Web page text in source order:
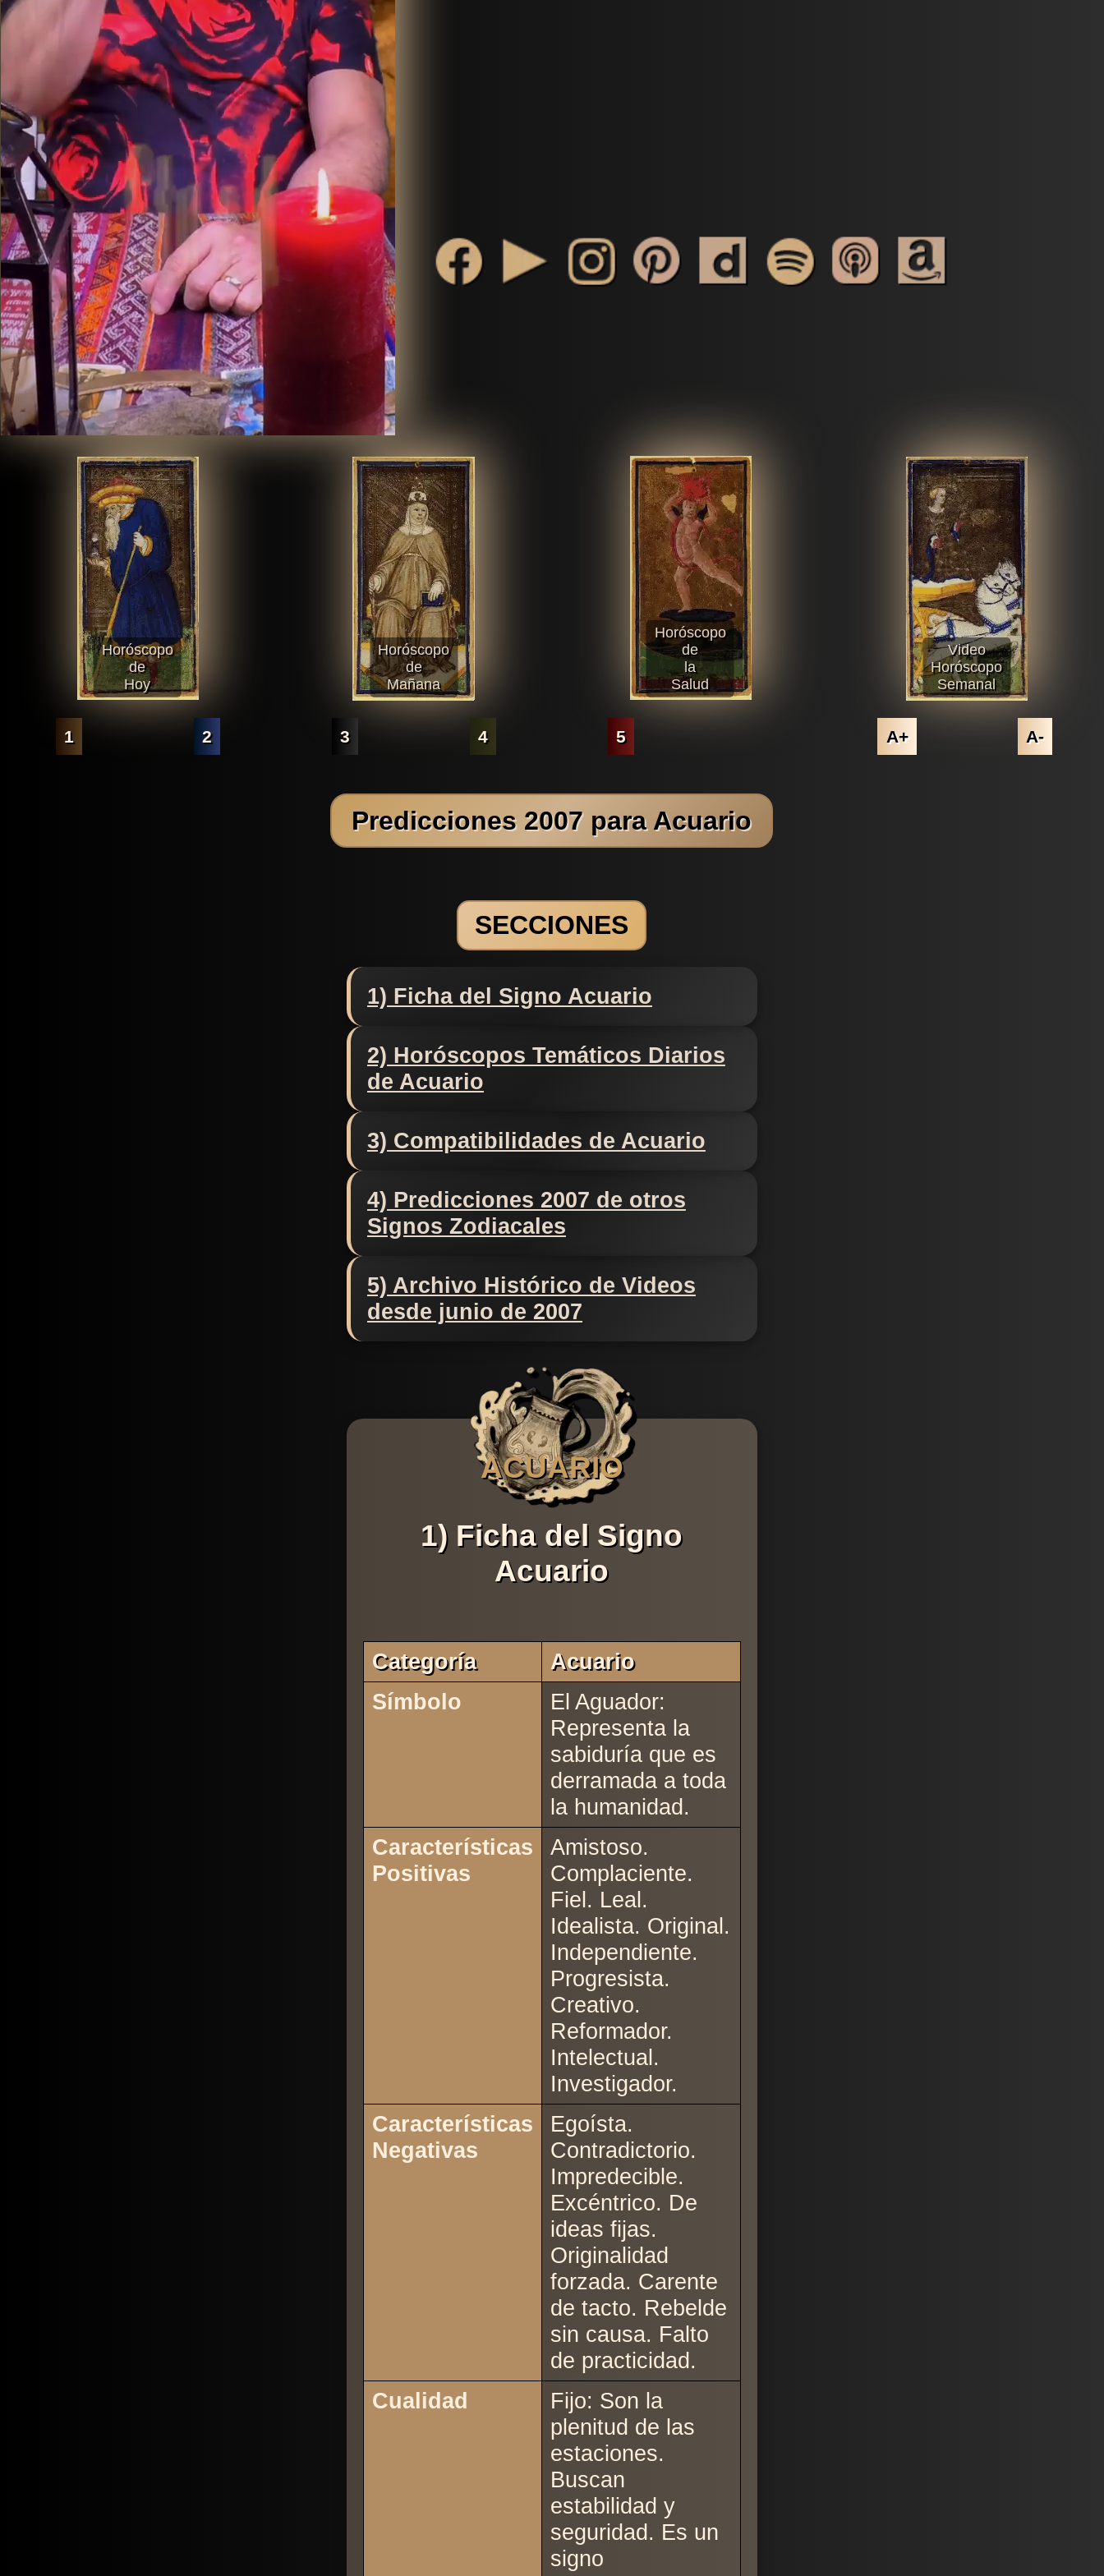
Horóscopo
de
Hoy
Horóscopo
de
Mañana
Horóscopo
de
la
Salud
Video
Horóscopo
Semanal
1 2 3 4 5 A+ A-
Predicciones 2007 para Acuario
SECCIONES
1) Ficha del Signo Acuario
2) Horóscopos Temáticos Diarios
de Acuario
3) Compatibilidades de Acuario
4) Predicciones 2007 de otros
Signos Zodiacales
5) Archivo Histórico de Videos
desde junio de 2007
ACUARIO
1) Ficha del Signo
Acuario
Categoría
Acuario
Símbolo
El Aguador:
Representa la
sabiduría que es
derramada a toda
la humanidad.
Características
Positivas
Amistoso.
Complaciente.
Fiel. Leal.
Idealista. Original.
Independiente.
Progresista.
Creativo.
Reformador.
Intelectual.
Investigador.
Características
Negativas
Egoísta.
Contradictorio.
Impredecible.
Excéntrico. De
ideas fijas.
Originalidad
forzada. Carente
de tacto. Rebelde
sin causa. Falto
de practicidad.
Cualidad
Fijo: Son la
plenitud de las
estaciones.
Buscan
estabilidad y
seguridad. Es un
signo